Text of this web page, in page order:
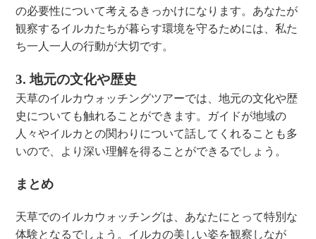
の必要性について考えるきっかけになります。あなたが
観察するイルカたちが暮らす環境を守るためには、私た
ち一人一人の行動が大切です。
3. 地元の文化や歴史
天草のイルカウォッチングツアーでは、地元の文化や歴
史についても触れることができます。ガイドが地域の
人々やイルカとの関わりについて話してくれることも多
いので、より深い理解を得ることができるでしょう。
まとめ
天草でのイルカウォッチングは、あなたにとって特別な
体験となるでしょう。イルカの美しい姿を観察しなが